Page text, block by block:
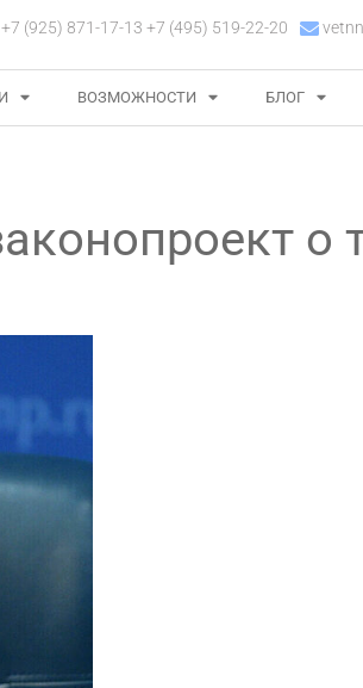
+7 (925) 871-17-13 +7 (495) 519-22-20
ВОЗМОЖНОСТИ БЛОГ
о